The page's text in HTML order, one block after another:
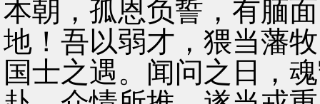
本朝，孤恩负誓，有腼
地！吾以弱才，猥当藩
国士之遇。闻问之日，